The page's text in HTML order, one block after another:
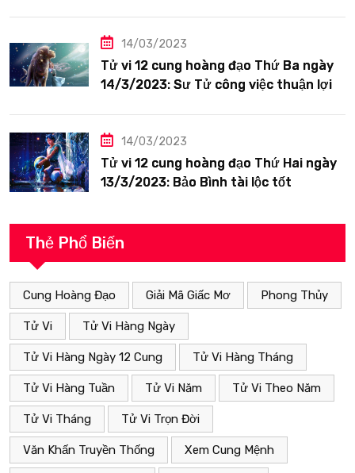
14/03/2023
Tử vi 12 cung hoàng đạo Thứ Ba ngày
14/3/2023: Sư Tử công việc thuận lợi
14/03/2023
Tử vi 12 cung hoàng đạo Thứ Hai ngày
13/3/2023: Bảo Bình tài lộc tốt
Thẻ Phổ Biến
Cung Hoàng Đạo Giải Mã Giấc Mơ Phong Thủy
Tử Vi Tử Vi Hàng Ngày
Tử Vi Hàng Ngày 12 Cung Tử Vi Hàng Tháng
Tử Vi Hàng Tuần Tử Vi Năm Tử Vi Theo Năm
Tử Vi Tháng Tử Vi Trọn Đời
Văn Khấn Truyền Thống Xem Cung Mệnh